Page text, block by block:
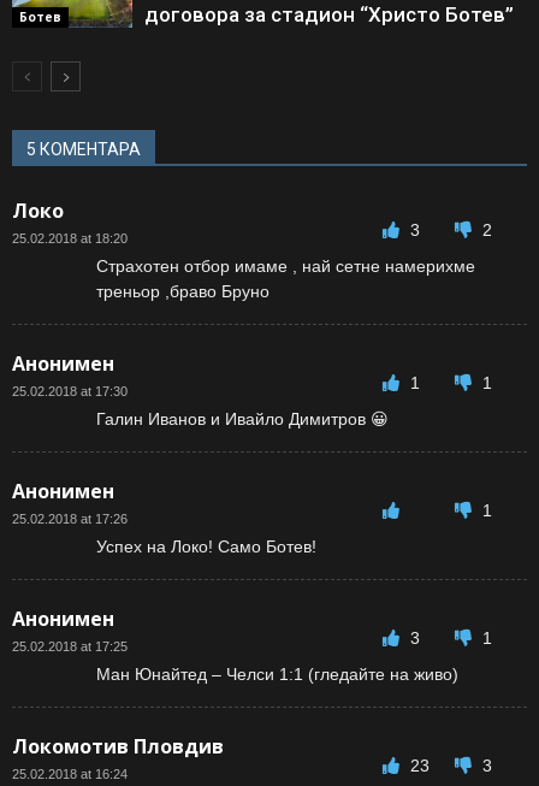
Ботев
договора за стадион “Христо Ботев”
5 КОМЕНТАРА
Локо
25.02.2018 at 18:20 3
2
Страхотен отбор имаме , най сетне намерихме
треньор ,браво Бруно
Анонимен
25.02.2018 at 17:30 1
1
Галин Иванов и Ивайло Димитров 😀
Анонимен
25.02.2018 at 17:26
1
Успех на Локо! Само Ботев!
Анонимен
25.02.2018 at 17:25 3
1
Ман Юнайтед – Челси 1:1 (гледайте на живо)
Локомотив Пловдив
25.02.2018 at 16:24 23
3